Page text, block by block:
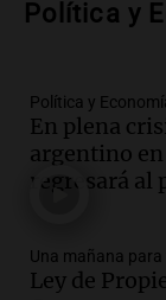
y cinco
Episodios
Audio.
Rosario
tras la
Audio.
Política y
Política y
En plena
argentino
regresará al
Una mañana
Ley de